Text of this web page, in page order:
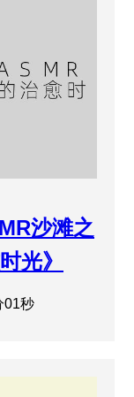
沙滩之
光》
01秒